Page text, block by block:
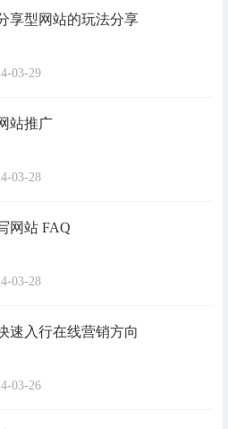
享型网站的玩法分享
03-29
站推广
03-28
网站 FAQ
03-28
速入行在线营销方向
03-26